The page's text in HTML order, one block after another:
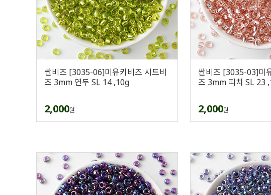
싼비즈 [3035-06]미유키비즈 시드비
즈 3mm 연두 SL 14 ,10g
2,000원
싼비즈 [3035-03]미
즈 3mm 피치 SL 23
2,000원